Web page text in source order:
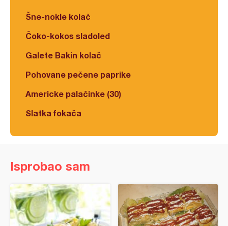
Šne-nokle kolač
Čoko-kokos sladoled
Galete Bakin kolač
Pohovane pečene paprike
Americke palačinke (30)
Slatka fokača
Isprobao sam